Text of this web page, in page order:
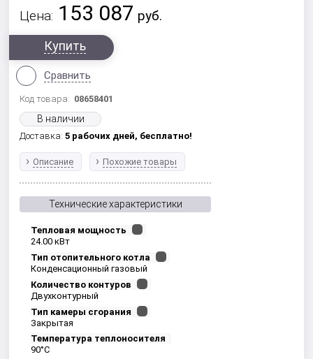
Цена: 153 087 руб.
Купить
Сравнить
Код товара: 08658401
В наличии
Доставка:5 рабочих дней, бесплатно!
Описание Похожие товары
Технические характеристики
Тепловая мощность
24.00 кВт
Тип отопительного котла
Конденсационный газовый
Количество контуров
Двухконтурный
Тип камеры сгорания
Закрытая
Температура теплоносителя
90°С